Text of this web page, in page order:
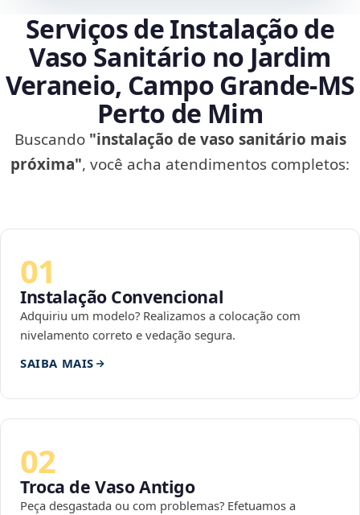
Serviços de Instalação de
Vaso Sanitário no Jardim
Veraneio, Campo Grande‑MS
Perto de Mim
Buscando "instalação de vaso sanitário mais
próxima", você acha atendimentos completos:
01
Instalação Convencional
Adquiriu um modelo? Realizamos a colocação com
nivelamento correto e vedação segura.
SAIBA MAIS
02
Troca de Vaso Antigo
Peça desgastada ou com problemas? Efetuamos a